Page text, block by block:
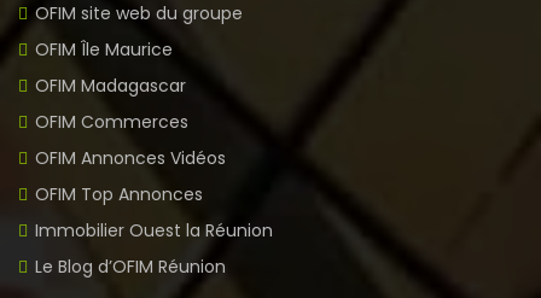
OFIM site web du groupe
OFIM Île Maurice
OFIM Madagascar
OFIM Commerces
OFIM Annonces Vidéos
OFIM Top Annonces
Immobilier Ouest la Réunion
Le Blog d’OFIM Réunion